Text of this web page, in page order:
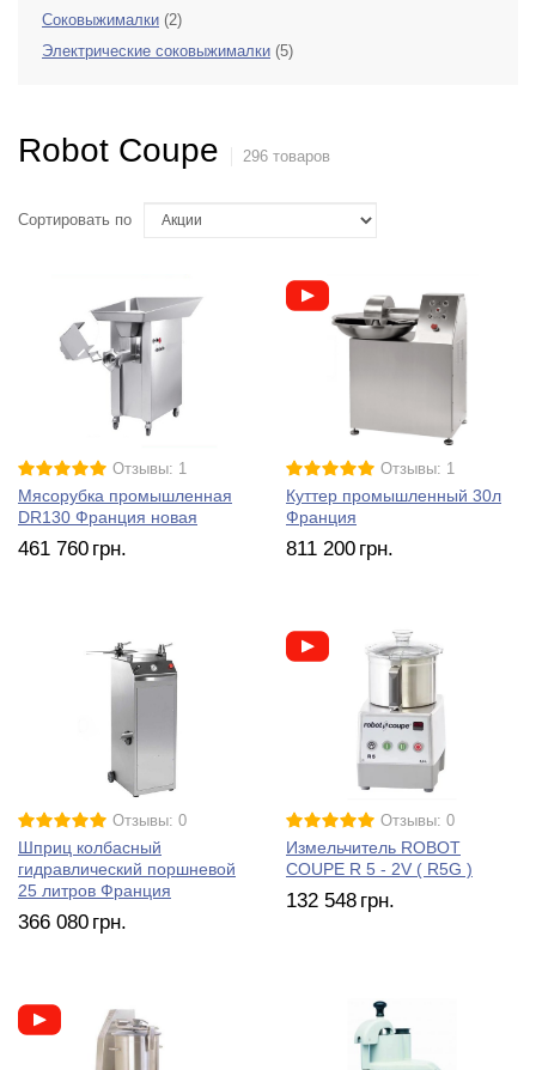
Соковыжималки (2)
Электрические соковыжималки (5)
Robot Coupe 296 товаров
Сортировать по
Отзывы: 1
Мясорубка промышленная
DR130 Франция новая
461 760 грн.
Отзывы: 1
Куттер промышленный 30л
Франция
811 200 грн.
Отзывы: 0
Шприц колбасный
гидравлический поршневой
25 литров Франция
366 080 грн.
Отзывы: 0
Измельчитель ROBOT
COUPE R 5 - 2V ( R5G )
132 548 грн.